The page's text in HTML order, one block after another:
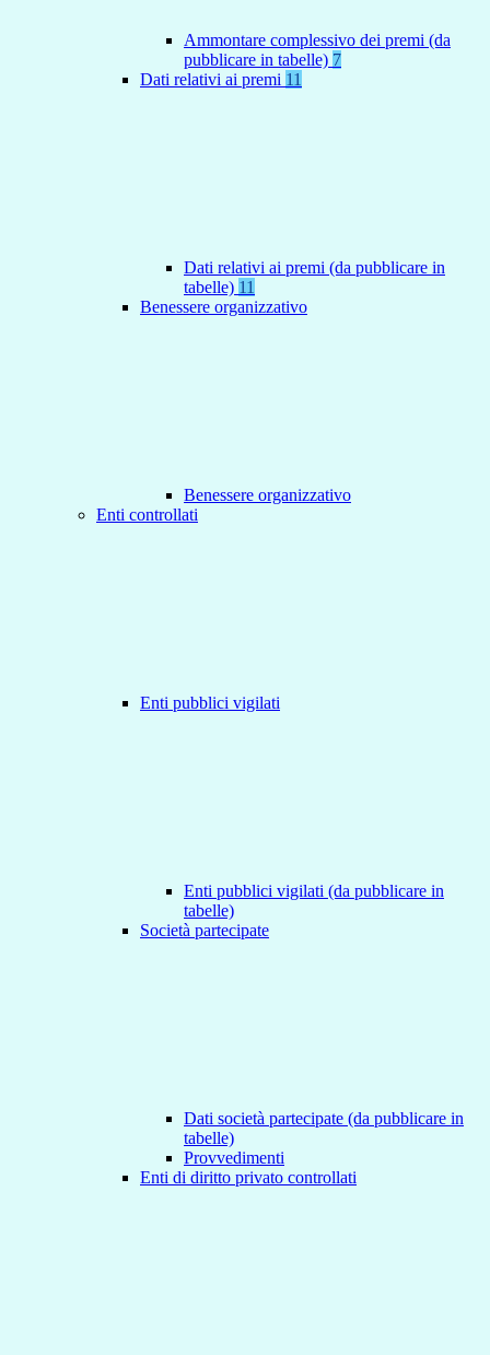
Ammontare complessivo dei premi (da
pubblicare in tabelle) 7
Dati relativi ai premi 11
Dati relativi ai premi (da pubblicare in
tabelle) 11
Benessere organizzativo
Benessere organizzativo
Enti controllati
Enti pubblici vigilati
Enti pubblici vigilati (da pubblicare in
tabelle)
Società partecipate
Dati società partecipate (da pubblicare in
tabelle)
Provvedimenti
Enti di diritto privato controllati